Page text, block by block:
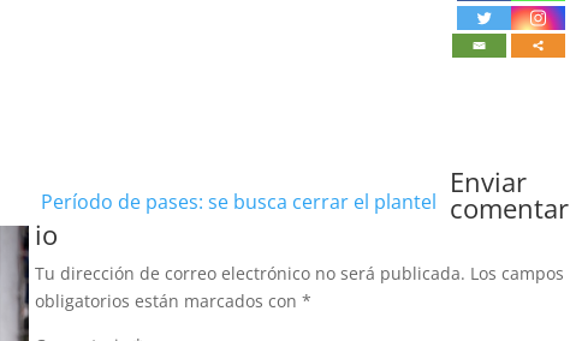
Período de pases: se busca cerrar el plantel
Enviar
comentar
io
Tu dirección de correo electrónico no será publicada. Los campos
obligatorios están marcados con*